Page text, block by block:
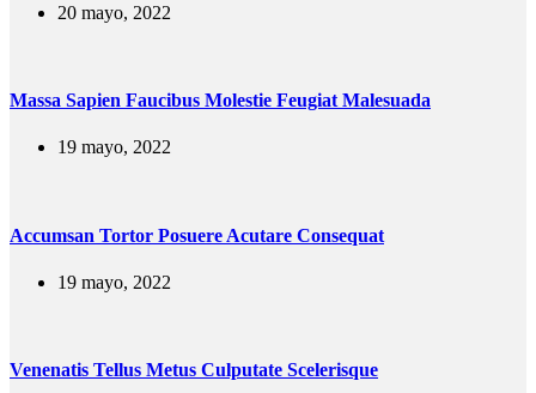
20 mayo, 2022
Massa Sapien Faucibus Molestie Feugiat Malesuada
19 mayo, 2022
Accumsan Tortor Posuere Acutare Consequat
19 mayo, 2022
Venenatis Tellus Metus Culputate Scelerisque